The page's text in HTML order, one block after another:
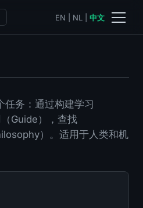
EN NL 中文
任务：通过构建学习
（Guide），查找
）。适用于人类和机